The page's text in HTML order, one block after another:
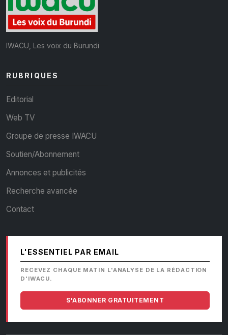
IWACU, Les voix du Burundi
RUBRIQUES
Editorial
Web TV
Groupe de presse IWACU
Soutien/Abonnement
Annonces et publicités
Recherche avancée
Contact
L'ESSENTIEL PAR EMAIL
RECEVEZ CHAQUE MATIN L'ANALYSE DE LA RÉDACTION
D'IWACU.
S'ABONNER GRATUITEMENT